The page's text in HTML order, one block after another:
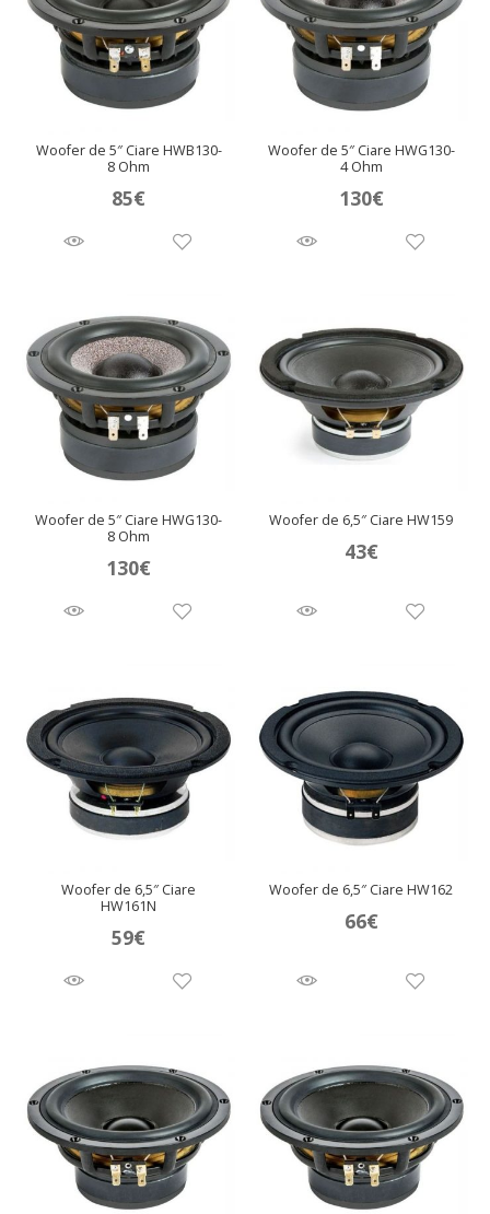
Woofer de 5″ Ciare HWB130-
8 Ohm
85€
Woofer de 5″ Ciare HWG130-
4 Ohm
130€
Woofer de 5″ Ciare HWG130-
8 Ohm
130€
Woofer de 6,5″ Ciare HW159
43€
Woofer de 6,5″ Ciare
HW161N
59€
Woofer de 6,5″ Ciare HW162
66€